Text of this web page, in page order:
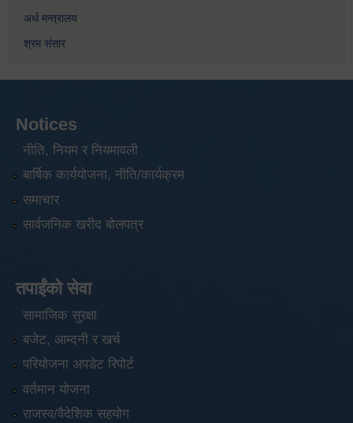
अर्थ मन्त्रालय
श्रम संसार
Notices
नीति, नियम र नियमावली
बार्षिक कार्ययोजना, नीति/कार्यक्रम
समाचार
सार्वजनिक खरीद बोलपत्र
तपाईंको सेवा
सामाजिक सुरक्षा
बजेट, आम्दनी र खर्च
परियोजना अपडेट रिपोर्ट
वर्तमान योजना
राजस्व/वैदेशिक सहयोग